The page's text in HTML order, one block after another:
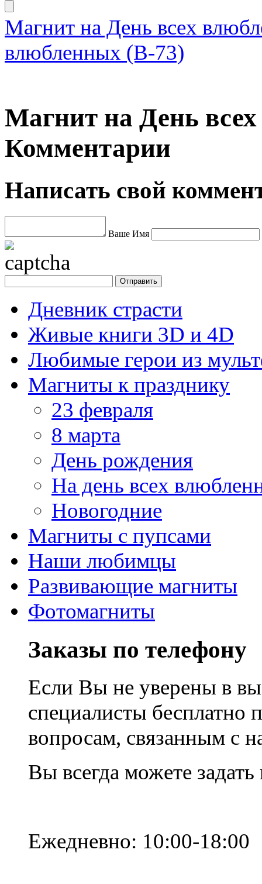
Магнит на День всех
влюбленных (В-73)
Магнит на День
Комментарии
Написать свой
Ваше Имя
Дневник страсти
Живые книги 3D и 4D
Любимые герои из
Магниты к празднику
23 февраля
8 марта
День рождения
На день всех
Новогодние
Магниты с пупсами
Наши любимцы
Развивающие магниты
Фотомагниты
Заказы по телефону
Если Вы не уверены в
специалисты
вопросам, связанным с
Вы всегда можете
Ежедневно: 10:00-18:00